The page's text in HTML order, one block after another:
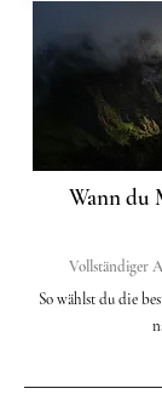
Wann du
Vollständiger
So wählst du die